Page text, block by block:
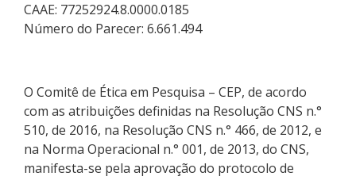
CAAE: 77252924.8.0000.0185
Número do Parecer: 6.661.494
O Comitê de Ética em Pesquisa – CEP, de acordo
com as atribuições definidas na Resolução CNS n.°
510, de 2016, na Resolução CNS n.° 466, de 2012, e
na Norma Operacional n.° 001, de 2013, do CNS,
manifesta-se pela aprovação do protocolo de